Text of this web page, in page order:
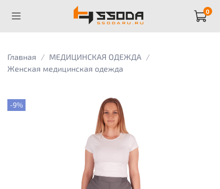
0
Главная
МЕДИЦИНСКАЯ ОДЕЖДА
Женская медицинская одежда
-9%